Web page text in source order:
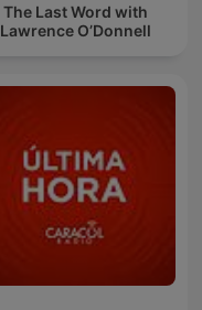
The Last Word with
Lawrence O’Donnell